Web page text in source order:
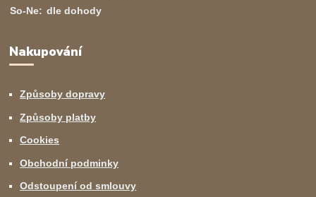
So-Ne: dle dohody
Nakupování
Způsoby dopravy
Způsoby platby
Cookies
Obchodní podminky
Odstoupení od smlouvy